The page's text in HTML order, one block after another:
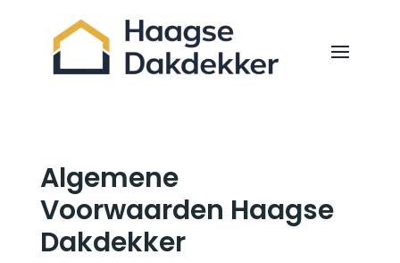
Algemene
Voorwaarden Haagse
Dakdekker